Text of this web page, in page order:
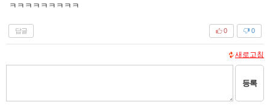
ㅋㅋㅋㅋㅋㅋㅋㅋㅋ
답글 0
0
새로고침
등록